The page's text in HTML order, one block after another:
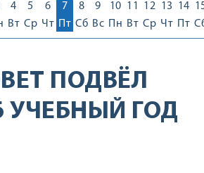
4
Вт
5
Ср
6
Чт
7
Пт
8
Сб
9
Вс
10
Пн
11
Вт
12
Ср
13
Чт
14
Пт
ПОДВЁЛ
УЧЕБНЫЙ ГОД